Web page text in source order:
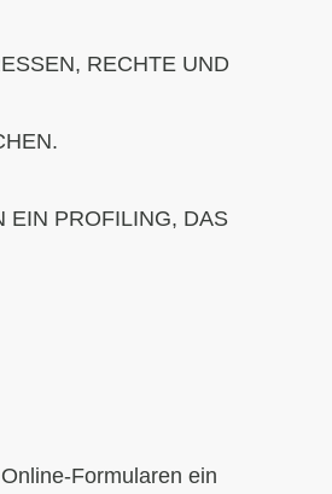
RECHTE UND
EIN PROFILING, DAS
Formularen ein